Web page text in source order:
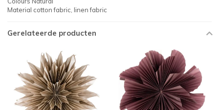
Material cotton fabric, linen fabric
Gerelateerde producten